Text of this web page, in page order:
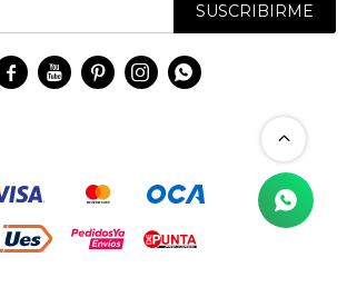
SUSCRIBIRME
    